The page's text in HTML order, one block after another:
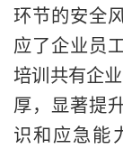
环节的安全
应了企业员
培训共有企
厚，显著提
识和应急能